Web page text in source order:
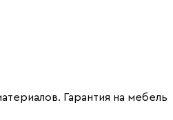
Гарантия на мебель